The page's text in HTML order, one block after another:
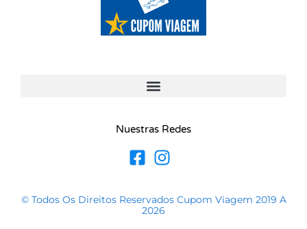
Nuestras Redes
© Todos Os Direitos Reservados Cupom Viagem 2019 A
2026